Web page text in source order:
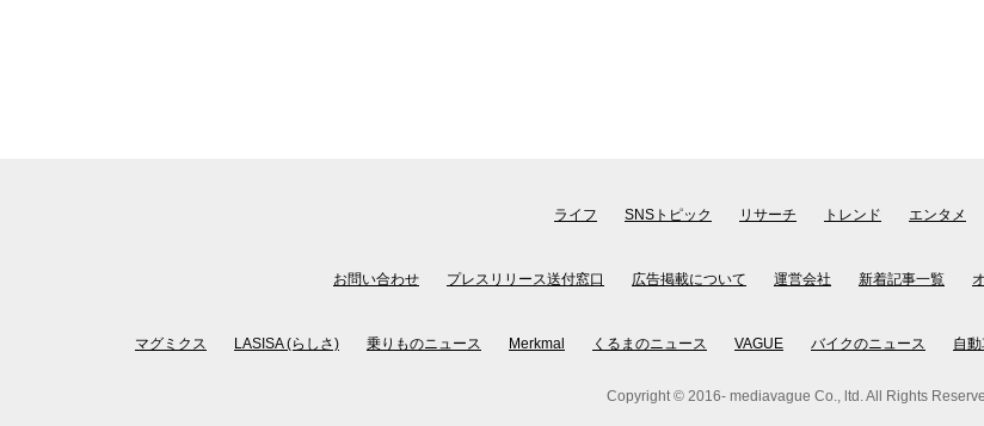
ライフ SNSトピック リサーチ トレンド エンタメ
お問い合わせ プレスリリース送付窓口 広告掲載について 運営会社 新着記事一覧
マグミクス LASISA (らしさ) 乗りものニュース Merkmal くるまのニュース VAGUE バイクのニュース 自
Copyright © 2016- mediavague Co., ltd. All Rights